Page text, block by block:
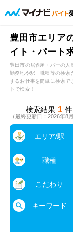
豊田市エリア
イト・パート
豊田市の居酒屋・バーの人
勤務地や駅、職種等の検索
するお仕事を簡単に検索で
トで検索！
検索結果 1 件
（最終更新日：2026年8月
エリア/駅
職種
こだわり
キーワード